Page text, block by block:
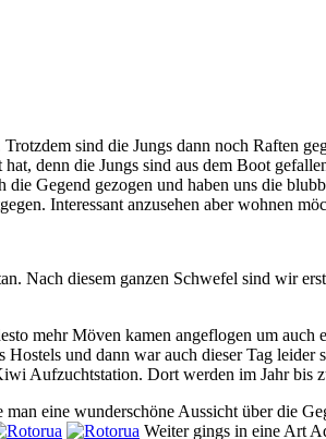
sind die Jungs dann noch Raften
denn die Jungs sind aus dem Boot
Gegend gezogen und haben uns die
Interessant anzusehen aber wohnen
Nach diesem ganzen Schwefel sind wir
mehr Möven kamen angeflogen um
und dann war auch dieser Tag leider
Aufzuchtstation. Dort werden im Jahr
eine wunderschöne Aussicht über die
Weiter gings in eine Art